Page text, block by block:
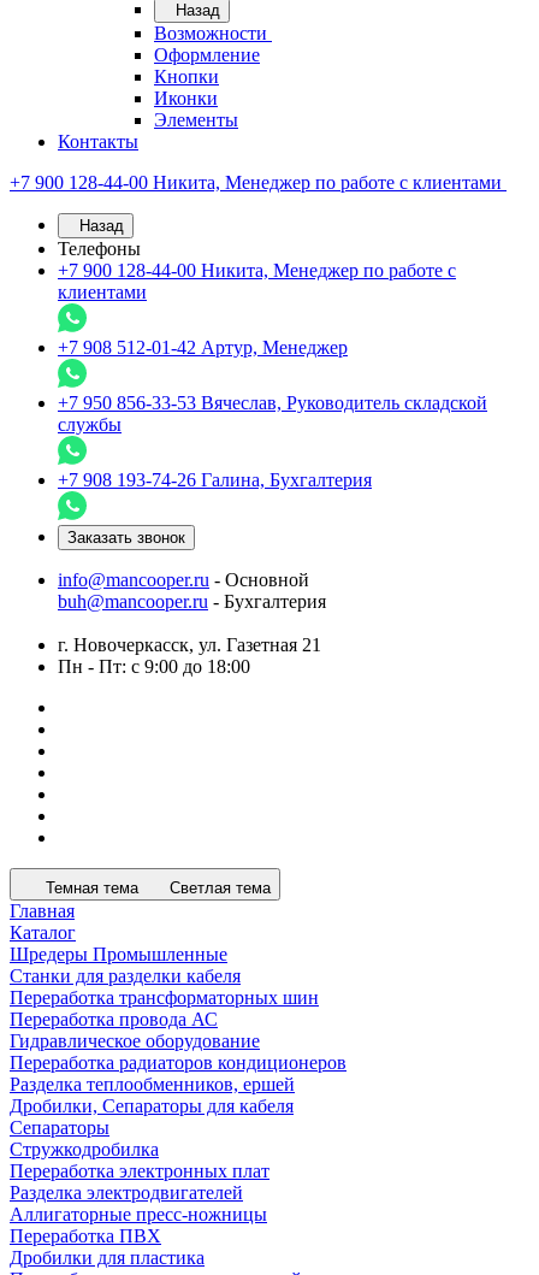
Назад
Возможности
Оформление
Кнопки
Иконки
Элементы
Контакты
+7 900 128-44-00 Никита, Менеджер по работе с клиентами
Назад
Телефоны
+7 900 128-44-00 Никита, Менеджер по работе с
клиентами
+7 908 512-01-42 Артур, Менеджер
+7 950 856-33-53 Вячеслав, Руководитель складской
службы
+7 908 193-74-26 Галина, Бухгалтерия
Заказать звонок
info@mancooper.ru - Основной
buh@mancooper.ru - Бухгалтерия
г. Новочеркасск, ул. Газетная 21
Пн - Пт: с 9:00 до 18:00
Темная тема Светлая тема
Главная
Каталог
Шредеры Промышленные
Станки для разделки кабеля
Переработка трансформаторных шин
Переработка провода АС
Гидравлическое оборудование
Переработка радиаторов кондиционеров
Разделка теплообменников, ершей
Дробилки, Сепараторы для кабеля
Сепараторы
Стружкодробилка
Переработка электронных плат
Разделка электродвигателей
Аллигаторные пресс-ножницы
Переработка ПВХ
Дробилки для пластика